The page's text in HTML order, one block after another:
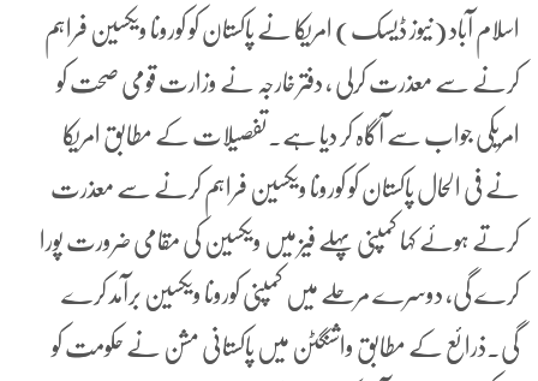
اسلام آباد (نیوز ڈیسک) امریکا نے پاکستان کو کورونا ویکسین فراہم
کرنے سے معذرت کرلی ، دفتر خارجہ نے وزارت قومی صحت کو
امریکی جواب سے آگاہ کر دیا ہے۔تفصیلات کے مطابق امریکا
نے فی الحال پاکستان کو کورونا ویکسین فراہم کرنے سے معذرت
کرتے ہوئے کہا کمپنی پہلے فیز میں ویکسین کی مقامی ضرورت پورا
کرے گی، دوسرے مرحلے میں کمپنی کورونا ویکسین برآمد کرے
گی۔ذرائع کے مطابق واشنگٹن میں پاکستانی مشن نے حکومت کو